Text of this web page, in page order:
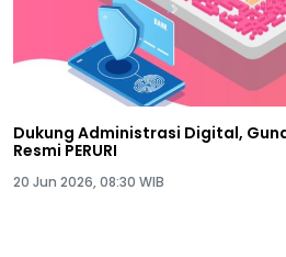
Dukung Administrasi Digital,
Resmi PERURI
20 Jun 2026, 08:30 WIB